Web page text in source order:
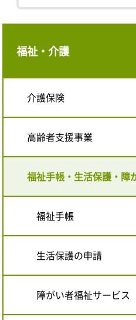
福祉・介護
介護保険
高齢者支援事業
福祉手帳・生活保護・障
福祉手帳
生活保護の申請
障がい者福祉サービス